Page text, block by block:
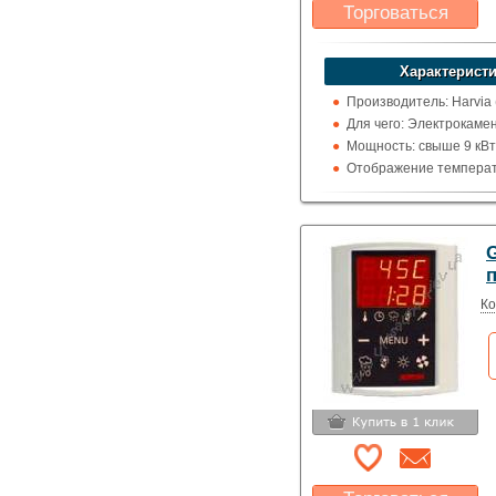
Торговаться
Какая цена Вас
устроит?
Указать цену
Производитель:
Для чего:
Мощность: свыше 9 кВт
Отображение
цельсия